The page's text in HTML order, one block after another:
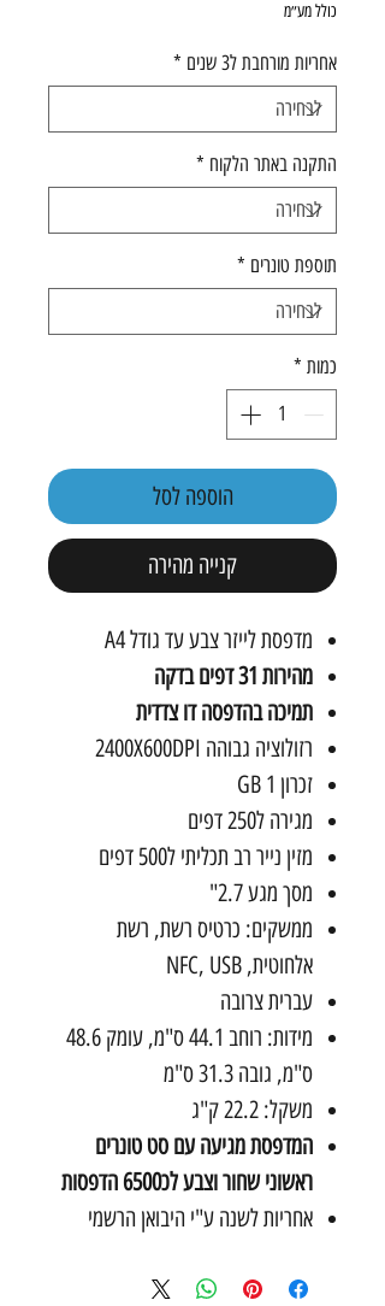
כולל מע״מ
אחריות מורחבת ל3 שנים *
התקנה באתר הלקוח *
תוספת טונרים *
כמות *
הוספה לסל
קנייה מהירה
מדפסת לייזר צבע עד גודלA4
מהירות 31 דפים בדקה
תמיכה בהדפסה דו צדדית
רזולוציה גבוהה 2400X600DPI
זכרון 1
GB
מגירה ל250 דפים
מזין נייר רב תכליתי ל500 דפים
מסך מגע 2.7"
ממשקים: כרטיס רשת, רשת
אלחוטית,
NFC, USB
עברית צרובה
מידות: רוחב 44.1 ס"מ, עומק 48.6
ס"מ, גובה 31.3 ס"מ
משקל: 22.2 ק"ג
המדפסת מגיעה עם סט טונרים
ראשוני שחור וצבע לכ6500 הדפסות
אחריות לשנה ע"י היבואן הרשמי